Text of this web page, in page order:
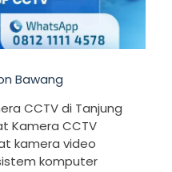
Bawang
CCTV di Tanjung
Kamera CCTV
kamera video
komputer